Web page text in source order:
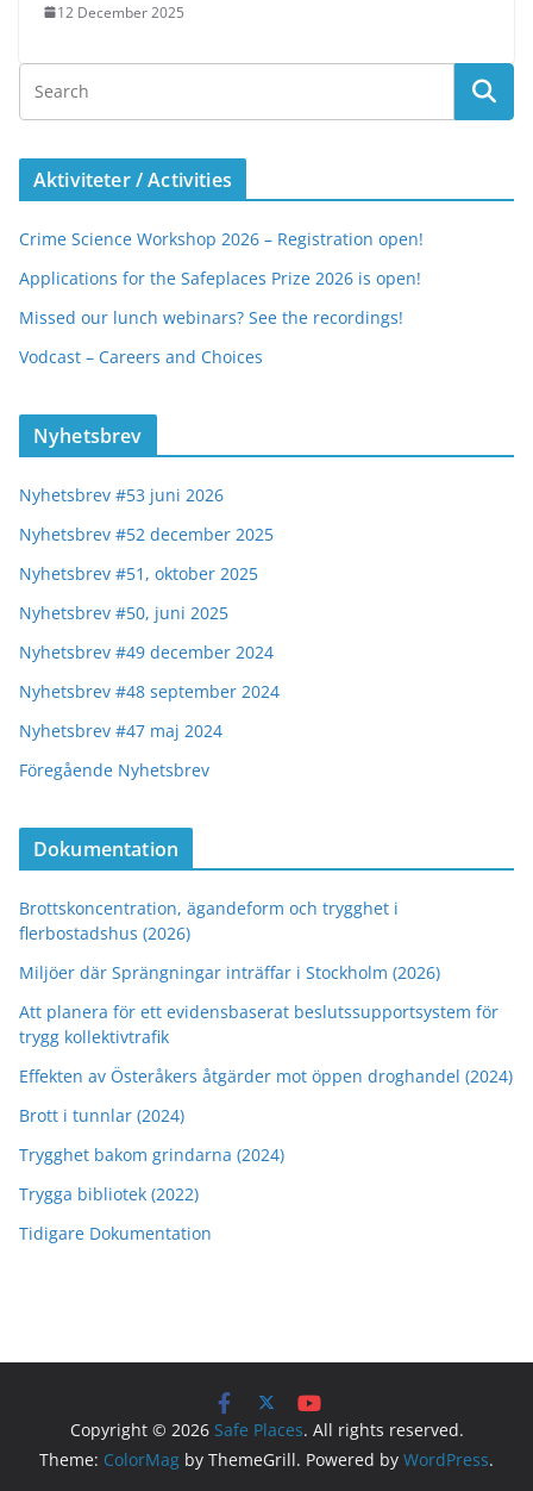
12 December 2025
Aktiviteter / Activities
Crime Science Workshop 2026 – Registration open!
Applications for the Safeplaces Prize 2026 is open!
Missed our lunch webinars? See the recordings!
Vodcast – Careers and Choices
Nyhetsbrev
Nyhetsbrev #53 juni 2026
Nyhetsbrev #52 december 2025
Nyhetsbrev #51, oktober 2025
Nyhetsbrev #50, juni 2025
Nyhetsbrev #49 december 2024
Nyhetsbrev #48 september 2024
Nyhetsbrev #47 maj 2024
Föregående Nyhetsbrev
Dokumentation
Brottskoncentration, ägandeform och trygghet i
flerbostadshus (2026)
Miljöer där Sprängningar inträffar i Stockholm (2026)
Att planera för ett evidensbaserat beslutssupportsystem för
trygg kollektivtrafik
Effekten av Österåkers åtgärder mot öppen droghandel (2024)
Brott i tunnlar (2024)
Trygghet bakom grindarna (2024)
Trygga bibliotek (2022)
Tidigare Dokumentation
Copyright © 2026 Safe Places. All rights reserved.
Theme: ColorMag by ThemeGrill. Powered by WordPress.